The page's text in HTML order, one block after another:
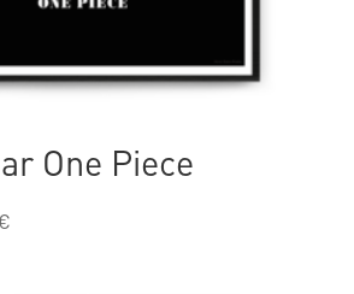
One Piece